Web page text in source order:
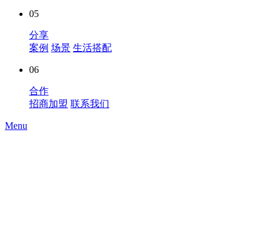
05
分享
案例 场景 生活搭配
06
合作
招商加盟 联系我们
Menu